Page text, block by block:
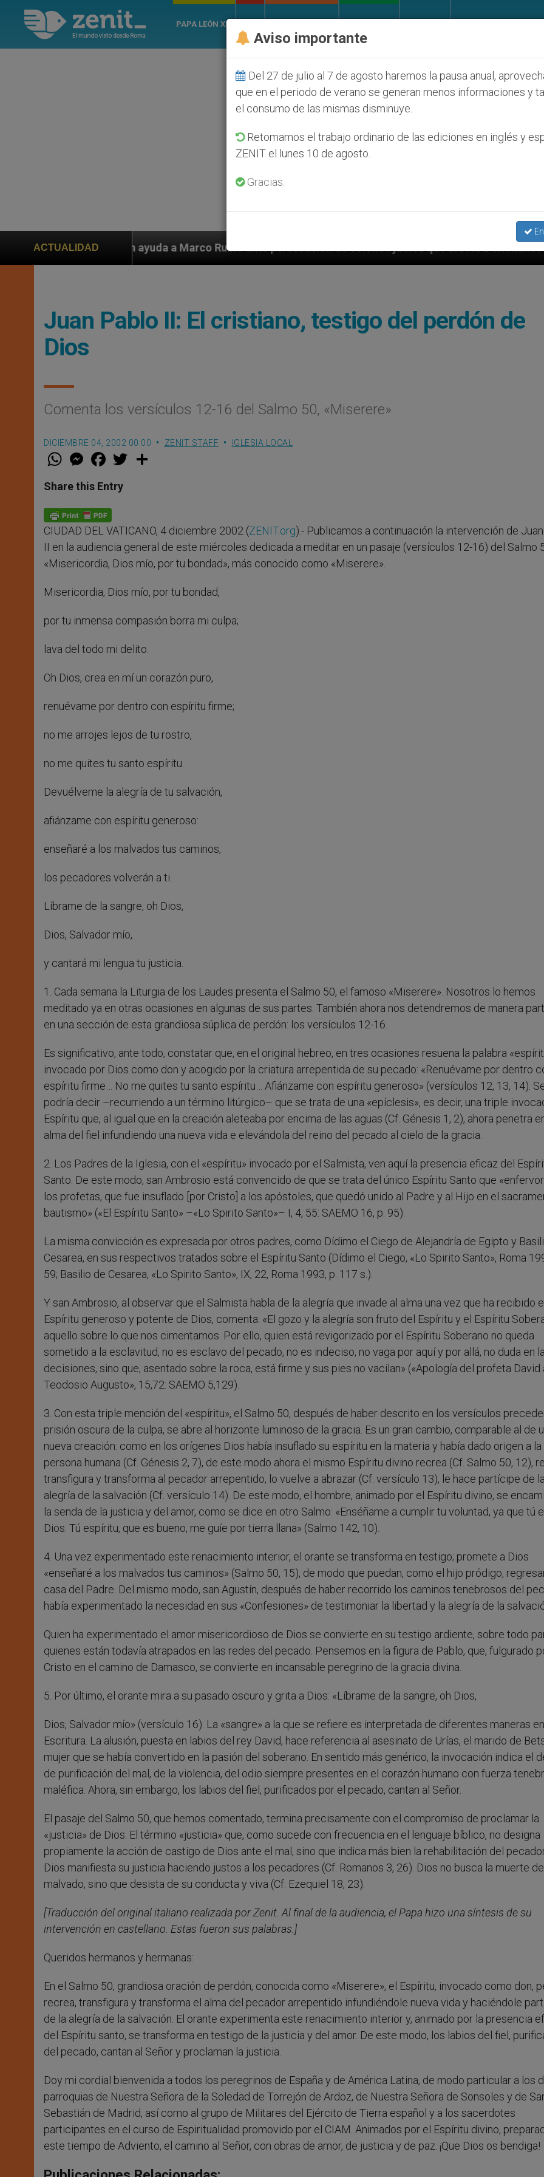
PAPA LEÓN XIV
ACTUALIDAD
ayuda a Marco Rubio ante persecución de colonos judíos que afecta a cristianos (y no sólo) en Tierra
Juan Pablo II: El cristiano, testigo del perdón de
Dios
Comenta los versículos 12-16 del Salmo 50, «Miserere»
DICIEMBRE 04, 2002 00:00 ZENIT STAFF IGLESIA LOCAL
W
t
s
p
p
M
e
s
e
g
e
r
F
a
e
b
o
k
w
Share this Entry
CIUDAD DEL VATICANO, 4 diciembre 2002 (ZENIT.org).- Publicamos a continuación la intervención de
II en la audiencia general de este miércoles dedicada a meditar en un pasaje (versículos 12-16) del Salmo
«Misericordia, Dios mío, por tu bondad», más conocido como «Miserere».
Misericordia, Dios mío, por tu bondad,
por tu inmensa compasión borra mi culpa;
lava del todo mi delito.
Oh Dios, crea en mí un corazón puro,
renuévame por dentro con espíritu firme;
no me arrojes lejos de tu rostro,
no me quites tu santo espíritu.
Devuélveme la alegría de tu salvación,
afiánzame con espíritu generoso:
enseñaré a los malvados tus caminos,
los pecadores volverán a ti.
Líbrame de la sangre, oh Dios,
Dios, Salvador mío,
y cantará mi lengua tu justicia.
1. Cada semana la Liturgia de los Laudes presenta el Salmo 50, el famoso «Miserere». Nosotros lo hemos
meditado ya en otras ocasiones en algunas de sus partes. También ahora nos detendremos de manera
en una sección de esta grandiosa súplica de perdón: los versículos 12-16.
Es significativo, ante todo, constatar que, en el original hebreo, en tres ocasiones resuena la palabra
invocado por Dios como don y acogido por la criatura arrepentida de su pecado: «Renuévame por dentro
espíritu firme… No me quites tu santo espíritu… Afiánzame con espíritu generoso» (versículos 12, 13, 14).
podría decir –recurriendo a un término litúrgico– que se trata de una «epíclesis», es decir, una triple
Espíritu que, al igual que en la creación aleteaba por encima de las aguas (Cf. Génesis 1, 2), ahora penetra
alma del fiel infundiendo una nueva vida e elevándola del reino del pecado al cielo de la gracia.
2. Los Padres de la Iglesia, con el «espíritu» invocado por el Salmista, ven aquí la presencia eficaz del
Santo. De este modo, san Ambrosio está convencido de que se trata del único Espíritu Santo que
los profetas, que fue insuflado [por Cristo] a los apóstoles, que quedó unido al Padre y al Hijo en el
bautismo» («El Espíritu Santo» –«Lo Spirito Santo»– I, 4, 55: SAEMO 16, p. 95).
La misma convicción es expresada por otros padres, como Dídimo el Ciego de Alejandría de Egipto y
Cesarea, en sus respectivos tratados sobre el Espíritu Santo (Dídimo el Ciego, «Lo Spirito Santo», Roma
59; Basilio de Cesarea, «Lo Spirito Santo», IX, 22, Roma 1993, p. 117 s.).
Y san Ambrosio, al observar que el Salmista habla de la alegría que invade al alma una vez que ha recibido
Espíritu generoso y potente de Dios, comenta: «El gozo y la alegría son fruto del Espíritu y el Espíritu
aquello sobre lo que nos cimentamos. Por ello, quien está revigorizado por el Espíritu Soberano no queda
sometido a la esclavitud, no es esclavo del pecado, no es indeciso, no vaga por aquí y por allá, no duda en
decisiones, sino que, asentado sobre la roca, está firme y sus pies no vacilan» («Apología del profeta David
Teodosio Augusto», 15,72: SAEMO 5,129).
3. Con esta triple mención del «espíritu», el Salmo 50, después de haber descrito en los versículos
prisión oscura de la culpa, se abre al horizonte luminoso de la gracia. Es un gran cambio, comparable al de
nueva creación: como en los orígenes Dios había insuflado su espíritu en la materia y había dado origen a la
persona humana (Cf. Génesis 2, 7), de este modo ahora el mismo Espíritu divino recrea (Cf. Salmo 50, 12),
transfigura y transforma al pecador arrepentido, lo vuelve a abrazar (Cf. versículo 13), le hace partícipe de
alegría de la salvación (Cf. versículo 14). De este modo, el hombre, animado por el Espíritu divino, se
la senda de la justicia y del amor, como se dice en otro Salmo: «Enséñame a cumplir tu voluntad, ya que tú
Dios. Tú espíritu, que es bueno, me guíe por tierra llana» (Salmo 142, 10).
4. Una vez experimentado este renacimiento interior, el orante se transforma en testigo; promete a Dios
«enseñaré a los malvados tus caminos» (Salmo 50, 15), de modo que puedan, como el hijo pródigo,
casa del Padre. Del mismo modo, san Agustín, después de haber recorrido los caminos tenebrosos del
había experimentado la necesidad en sus «Confesiones» de testimoniar la libertad y la alegría de la
Quien ha experimentado el amor misericordioso de Dios se convierte en su testigo ardiente, sobre todo
quienes están todavía atrapados en las redes del pecado. Pensemos en la figura de Pablo, que, fulgurado
Cristo en el camino de Damasco, se convierte en incansable peregrino de la gracia divina.
5. Por último, el orante mira a su pasado oscuro y grita a Dios: «Líbrame de la sangre, oh Dios,
Dios, Salvador mío» (versículo 16). La «sangre» a la que se refiere es interpretada de diferentes maneras
Escritura. La alusión, puesta en labios del rey David, hace referencia al asesinato de Urías, el marido de
mujer que se había convertido en la pasión del soberano. En sentido más genérico, la invocación indica el
de purificación del mal, de la violencia, del odio siempre presentes en el corazón humano con fuerza
maléfica. Ahora, sin embargo, los labios del fiel, purificados por el pecado, cantan al Señor.
El pasaje del Salmo 50, que hemos comentado, termina precisamente con el compromiso de proclamar la
«justicia» de Dios. El término «justicia» que, como sucede con frecuencia en el lenguaje bíblico, no designa
propiamente la acción de castigo de Dios ante el mal, sino que indica más bien la rehabilitación del
Dios manifiesta su justicia haciendo justos a los pecadores (Cf. Romanos 3, 26). Dios no busca la muerte
malvado, sino que desista de su conducta y viva (Cf. Ezequiel 18, 23).
[Traducción del original italiano realizada por Zenit. Al final de la audiencia, el Papa hizo una síntesis de su
intervención en castellano. Estas fueron sus palabras.]
Queridos hermanos y hermanas:
En el Salmo 50, grandiosa oración de perdón, conocida como «Miserere», el Espíritu, invocado como don,
recrea, transfigura y transforma el alma del pecador arrepentido infundiéndole nueva vida y haciéndole
de la alegría de la salvación. El orante experimenta este renacimiento interior y, animado por la presencia
del Espíritu santo, se transforma en testigo de la justicia y del amor. De este modo, los labios del fiel,
del pecado, cantan al Señor y proclaman la justicia.
Doy mi cordial bienvenida a todos los peregrinos de España y de América Latina, de modo particular a los
parroquias de Nuestra Señora de la Soledad de Torrejón de Ardoz, de Nuestra Señora de Sonsoles y de
Sebastián de Madrid, así como al grupo de Militares del Ejército de Tierra español y a los sacerdotes
participantes en el curso de Espiritualidad promovido por el CIAM. Animados por el Espíritu divino,
este tiempo de Adviento, el camino al Señor, con obras de amor, de justicia y de paz. ¡Que Dios os bendiga!
Aviso importante
Del 27 de julio al 7 de agosto haremos la pausa anual,
que en el periodo de verano se generan menos informaciones y
el consumo de las mismas disminuye.
Retomamos el trabajo ordinario de las ediciones en inglés y
ZENIT el lunes 10 de agosto.
Gracias.